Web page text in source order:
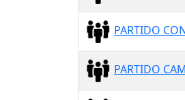
PARTIDO
PARTIDO